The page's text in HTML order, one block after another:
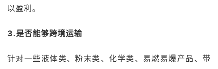
以盈利。
3.是否能够跨境运输
针对一些液体类、粉末类、化学类、易燃易爆产品、带